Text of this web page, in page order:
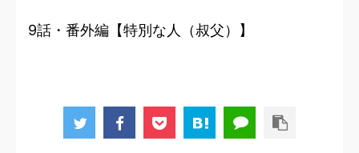
9話・番外編【特別な人（叔父）】